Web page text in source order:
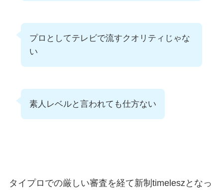
プロとしてテレビで流すクオリティじゃな
い
素人レベルと言われても仕方ない
タイプロでの厳しい審査を経て新制timeleszとなっ